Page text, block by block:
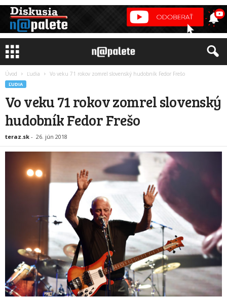
Úvod Ľudia Vo veku 71 rokov zomrel slovenský hudobník Fedor Frešo
ĽUDIA
Vo veku 71 rokov zomrel slovenský
hudobník Fedor Frešo
teraz.sk - 26. jún 2018